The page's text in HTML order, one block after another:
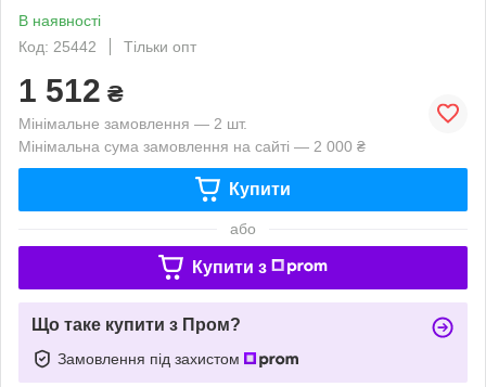
В наявності
Код: 25442
Тільки опт
1 512 ₴
Мінімальне замовлення — 2 шт.
Мінімальна сума замовлення на сайті — 2 000 ₴
Купити
або
Купити з
Що таке купити з Пром?
Замовлення під захистом